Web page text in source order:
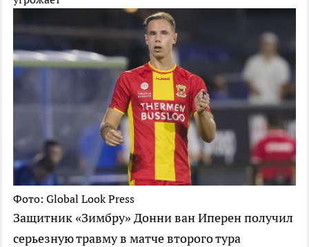
Фото: Global Look Press
Защитник «Зимбру» Донни ван Иперен получил
серьезную травму в матче второго тура